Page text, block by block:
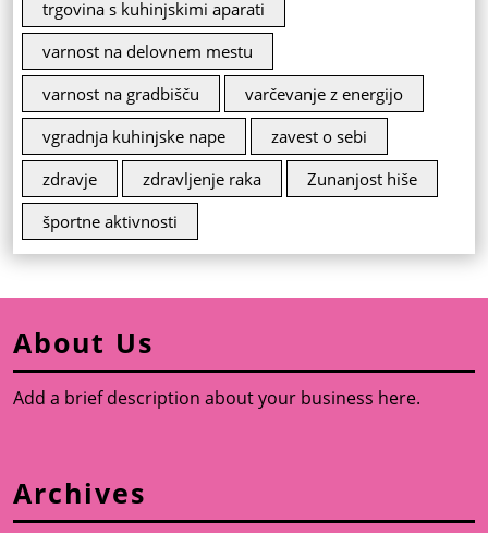
trgovina s kuhinjskimi aparati
varnost na delovnem mestu
varnost na gradbišču
varčevanje z energijo
vgradnja kuhinjske nape
zavest o sebi
zdravje
zdravljenje raka
Zunanjost hiše
športne aktivnosti
About Us
Add a brief description about your business here.
Archives